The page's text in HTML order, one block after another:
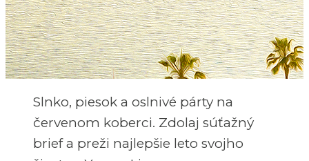
Slnko, piesok a oslnivé párty na
červenom koberci. Zdolaj súťažný
brief a preži najlepšie leto svojho